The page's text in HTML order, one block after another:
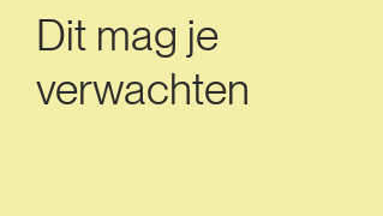
Dit mag je
verwachten